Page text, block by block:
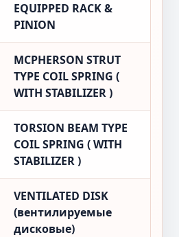
EQUIPPED RACK &
PINION
MCPHERSON STRUT
TYPE COIL SPRING (
WITH STABILIZER )
TORSION BEAM TYPE
COIL SPRING ( WITH
STABILIZER )
VENTILATED DISK
(вентилируемые
дисковые)